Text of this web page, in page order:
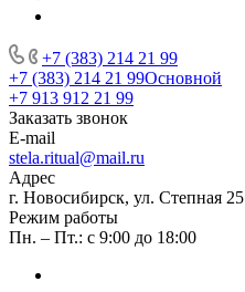
+7 (383) 214 21 99
+7 (383) 214 21 99Основной
+7 913 912 21 99
Заказать звонок
E-mail
stela.ritual@mail.ru
Адрес
г. Новосибирск, ул. Степная 25
Режим работы
Пн. – Пт.: с 9:00 до 18:00